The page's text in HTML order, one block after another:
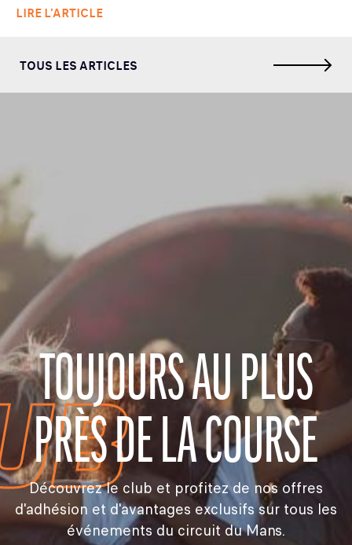
LIRE L'ARTICLE
TOUS LES ARTICLES
TOUJOURS AU PLUS
PRÈS DE LA COURSE
Découvrez le club et profitez de nos offres
d'adhésion et d'avantages exclusifs sur tous les
événements du circuit du Mans.